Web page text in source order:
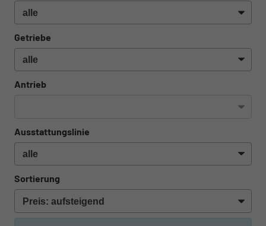
Getriebe
Antrieb
Ausstattungslinie
Sortierung